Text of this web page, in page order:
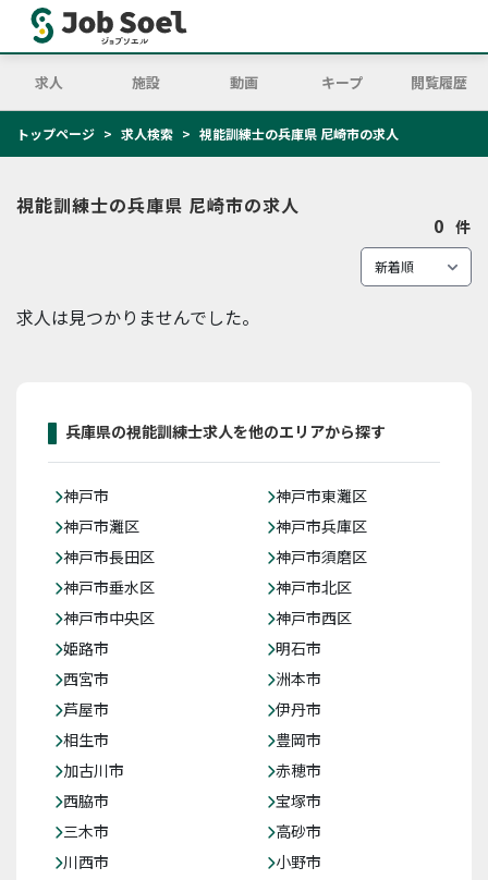
求人 施設 動画 キープ 閲覧履歴
トップページ 求人検索 視能訓練士の兵庫県 尼崎市の求人
視能訓練士の兵庫県 尼崎市の求人
0 件
求人は見つかりませんでした。
兵庫県の視能訓練士求人を他のエリアから探す
神戸市
神戸市東灘区
神戸市灘区
神戸市兵庫区
神戸市長田区
神戸市須磨区
神戸市垂水区
神戸市北区
神戸市中央区
神戸市西区
姫路市
明石市
西宮市
洲本市
芦屋市
伊丹市
相生市
豊岡市
加古川市
赤穂市
西脇市
宝塚市
三木市
高砂市
川西市
小野市